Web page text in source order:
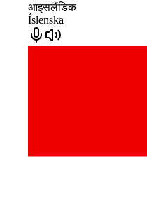
आइसलैंडिक
Íslenska